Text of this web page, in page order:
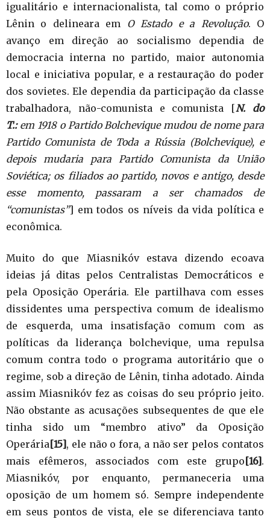
igualitário e internacionalista, tal como o próprio
Lênin o delineara em O Estado e a Revolução. O
avanço em direção ao socialismo dependia de
democracia interna no partido, maior autonomia
local e iniciativa popular, e a restauração do poder
dos sovietes. Ele dependia da participação da classe
trabalhadora, não-comunista e comunista [N. do
T.:em 1918 o Partido Bolchevique mudou de nome para
Partido Comunista de Toda a Rússia (Bolchevique), e
depois mudaria para Partido Comunista da União
Soviética; os filiados ao partido, novos e antigo, desde
esse momento, passaram a ser chamados de
“comunistas”] em todos os níveis da vida política e
econômica.
Muito do que Miasnikóv estava dizendo ecoava
ideias já ditas pelos Centralistas Democráticos e
pela Oposição Operária. Ele partilhava com esses
dissidentes uma perspectiva comum de idealismo
de esquerda, uma insatisfação comum com as
políticas da liderança bolchevique, uma repulsa
comum contra todo o programa autoritário que o
regime, sob a direção de Lênin, tinha adotado. Ainda
assim Miasnikóv fez as coisas do seu próprio jeito.
Não obstante as acusações subsequentes de que ele
tinha sido um “membro ativo” da Oposição
Operária [15] , ele não o fora, a não ser pelos contatos
mais efêmeros, associados com este grupo [16] .
Miasnikóv, por enquanto, permaneceria uma
oposição de um homem só. Sempre independente
em seus pontos de vista, ele se diferenciava tanto